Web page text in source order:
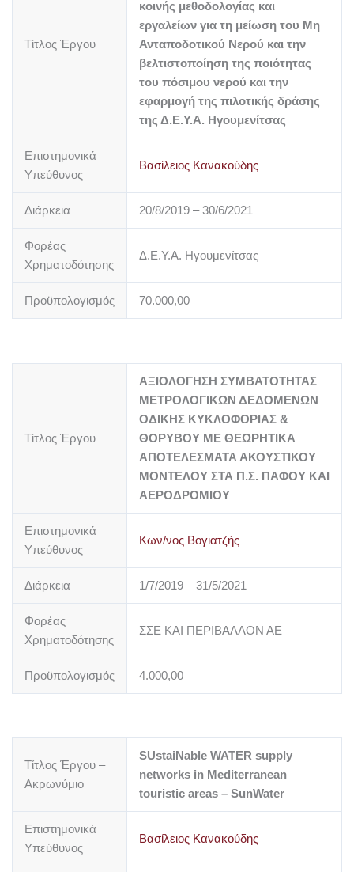
Τίτλος Έργου
κοινής μεθοδολογίας και
εργαλείων για τη μείωση του Μη
Ανταποδοτικού Νερού και την
βελτιστοποίηση της ποιότητας
του πόσιμου νερού και την
εφαρμογή της πιλοτικής δράσης
της Δ.Ε.Υ.Α. Ηγουμενίτσας
Επιστημονικά
Υπεύθυνος
Βασίλειος Κανακούδης
Διάρκεια 20/8/2019 – 30/6/2021
Φορέας
Χρηματοδότησης
Δ.Ε.Υ.Α. Ηγουμενίτσας
Προϋπολογισμός 70.000,00
Τίτλος Έργου
ΑΞΙΟΛΟΓΗΣΗ ΣΥΜΒΑΤΟΤΗΤΑΣ
ΜΕΤΡΟΛΟΓΙΚΩΝ ΔΕΔΟΜΕΝΩΝ
ΟΔΙΚΗΣ ΚΥΚΛΟΦΟΡΙΑΣ &
ΘΟΡΥΒΟΥ ΜΕ ΘΕΩΡΗΤΙΚΑ
ΑΠΟΤΕΛΕΣΜΑΤΑ ΑΚΟΥΣΤΙΚΟΥ
ΜΟΝΤΕΛΟΥ ΣΤΑ Π.Σ. ΠΑΦΟΥ ΚΑΙ
ΑΕΡΟΔΡΟΜΙΟΥ
Επιστημονικά
Υπεύθυνος
Κων/νος Βογιατζής
Διάρκεια 1/7/2019 – 31/5/2021
Φορέας
Χρηματοδότησης
ΣΣΕ ΚΑΙ ΠΕΡΙΒΑΛΛΟΝ ΑΕ
Προϋπολογισμός 4.000,00
Τίτλος Έργου –
Ακρωνύμιο
SUstaiNable WATER supply
networks in Mediterranean
touristic areas – SunWater
Επιστημονικά
Υπεύθυνος
Βασίλειος Κανακούδης